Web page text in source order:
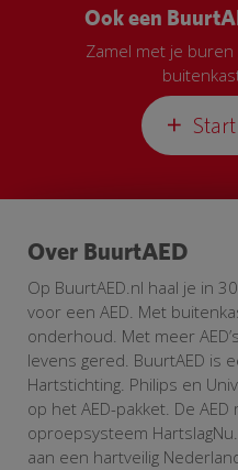
Ook een
Zamel met je buren
Over BuurtAED
Op BuurtAED.nl haal je in
voor een AED. Met
onderhoud. Met meer
levens gered. BuurtAED is
Hartstichting. Philips en
op het AED-pakket. De
oproepsysteem
aan een hartveilig